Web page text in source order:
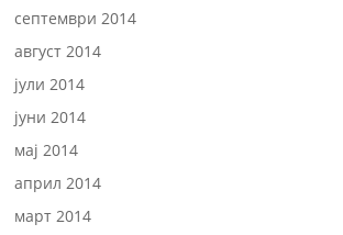
септември 2014
август 2014
јули 2014
јуни 2014
мај 2014
април 2014
март 2014